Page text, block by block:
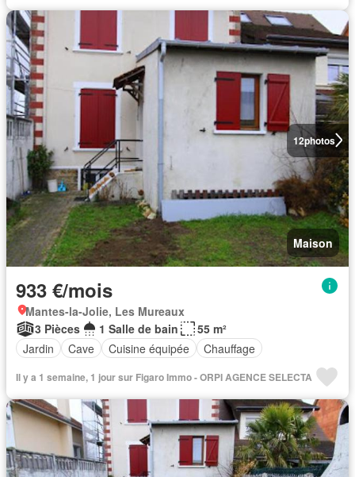
12photos
Maison
933 €/mois
Mantes-la-Jolie, Les Mureaux
3 Pièces
1 Salle de bain
55 m²
Jardin
Cave Cuisine équipée Chauffage
Il y a 1 semaine, 1 jour sur Figaro Immo - ORPI AGENCE SELECTA